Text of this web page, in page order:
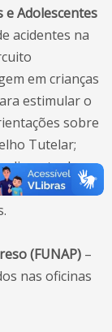
e Adolescentes
acidentes na
em crianças
estimular o
sobre
Tutelar;
do
rosto. Oficinas
(FUNAP) –
nas oficinas